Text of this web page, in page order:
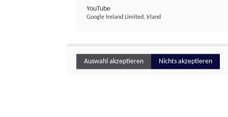
YouTube
Google Ireland Limited, Irland
Auswahl akzeptieren Nichts akzeptieren